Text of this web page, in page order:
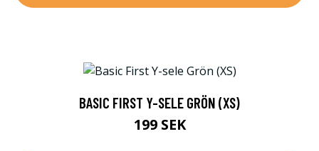
BASIC FIRST Y-SELE GRÖN (XS)
199 SEK